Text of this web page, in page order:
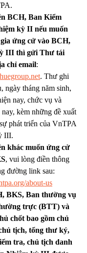
BCH, Ban Kiểm
kỳ II nếu muốn
ứng cử vào BCH,
III thì gửi Thư tái
chỉ email:
t. Thư ghi
ngày tháng năm sinh,
nay, chức vụ và
kèm những đề xuất
phát triển của VnTPA
III.
khác muốn ứng cử
, vui lòng điền thông
đường link sau:
about-us
BKS, Ban thường vụ
trực (BTT) và
chốt bao gồm chủ
tịch, tổng thư ký,
tra, chủ tịch danh